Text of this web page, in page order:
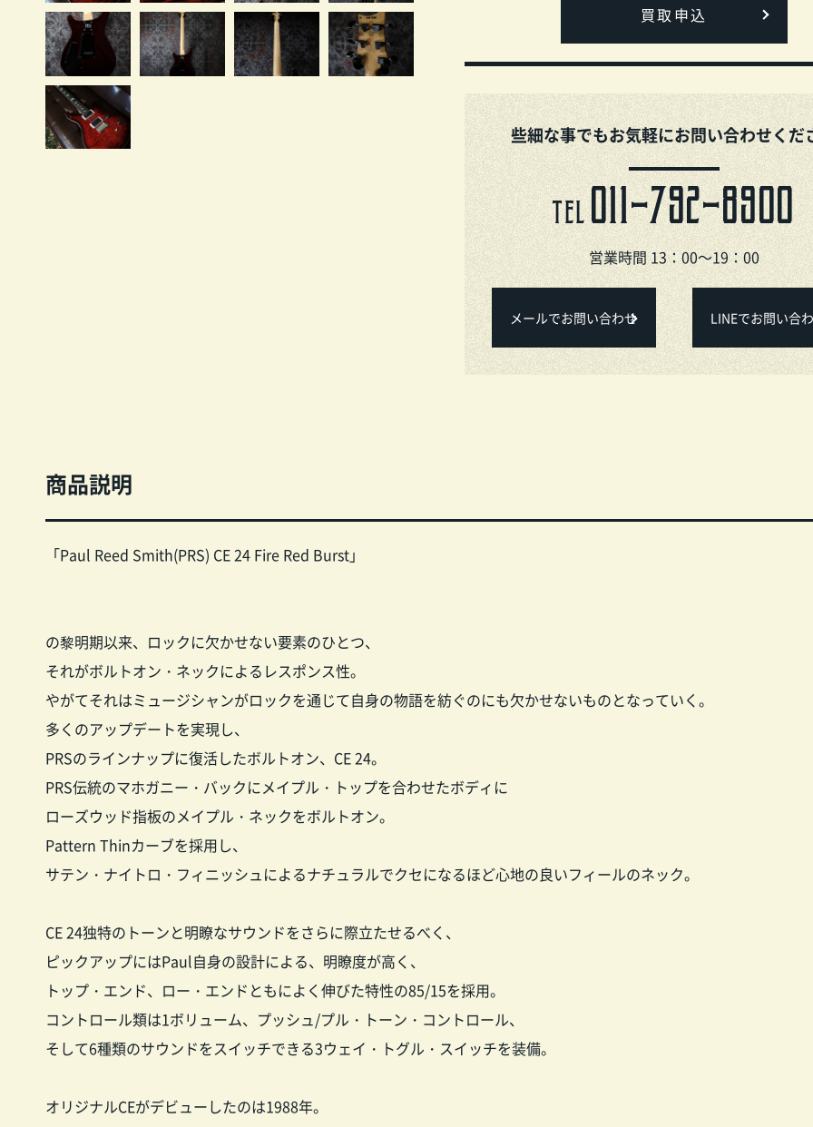
買取申込
些細な事でもお気軽にお問い合わせくだ
TEL 011-792-8900
営業時間 13：00～19：00
メールでお問い合わせ LINEでお問い合
商品説明
「Paul Reed Smith(PRS) CE 24 Fire Red Burst」
の黎明期以来、ロックに欠かせない要素のひとつ、
それがボルトオン・ネックによるレスポンス性。
やがてそれはミュージシャンがロックを通じて自身の物語を紡ぐのにも欠かせないものとなっていく。
多くのアップデートを実現し、
PRSのラインナップに復活したボルトオン、CE 24。
PRS伝統のマホガニー・バックにメイプル・トップを合わせたボディに
ローズウッド指板のメイプル・ネックをボルトオン。
Pattern Thinカーブを採用し、
サテン・ナイトロ・フィニッシュによるナチュラルでクセになるほど心地の良いフィールのネック。
CE 24独特のトーンと明瞭なサウンドをさらに際立たせるべく、
ピックアップにはPaul自身の設計による、明瞭度が高く、
トップ・エンド、ロー・エンドともによく伸びた特性の85/15を採用。
コントロール類は1ボリューム、プッシュ/プル・トーン・コントロール、
そして6種類のサウンドをスイッチできる3ウェイ・トグル・スイッチを装備。
オリジナルCEがデビューしたのは1988年。